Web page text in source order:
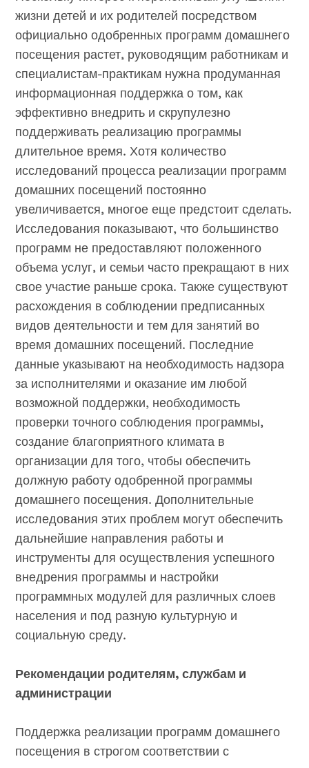
жизни детей и их родителей посредством
официально одобренных программ домашнего
посещения растет, руководящим работникам и
специалистам-практикам нужна продуманная
информационная поддержка о том, как
эффективно внедрить и скрупулезно
поддерживать реализацию программы
длительное время. Хотя количество
исследований процесса реализации программ
домашних посещений постоянно
увеличивается, многое еще предстоит сделать.
Исследования показывают, что большинство
программ не предоставляют положенного
объема услуг, и семьи часто прекращают в них
свое участие раньше срока. Также существуют
расхождения в соблюдении предписанных
видов деятельности и тем для занятий во
время домашних посещений. Последние
данные указывают на необходимость надзора
за исполнителями и оказание им любой
возможной поддержки, необходимость
проверки точного соблюдения программы,
создание благоприятного климата в
организации для того, чтобы обеспечить
должную работу одобренной программы
домашнего посещения. Дополнительные
исследования этих проблем могут обеспечить
дальнейшие направления работы и
инструменты для осуществления успешного
внедрения программы и настройки
программных модулей для различных слоев
населения и под разную культурную и
социальную среду.
Рекомендации родителям, службам и
администрации
Поддержка реализации программ домашнего
посещения в строгом соответствии с